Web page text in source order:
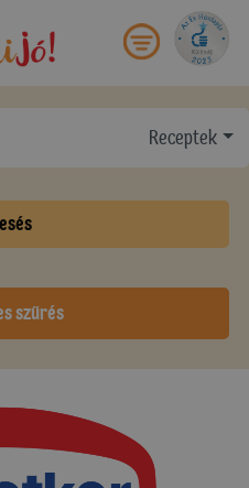
Receptek
szűrés